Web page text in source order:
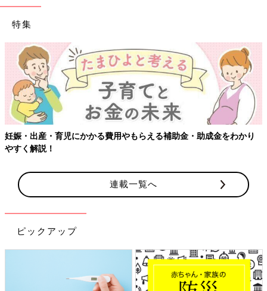
特集
【ワクチン接種できるものも】妊婦の感染症対策、知っておいて！
連載一覧へ
ピックアップ